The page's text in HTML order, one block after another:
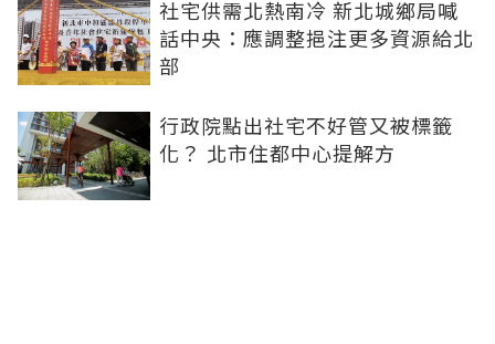
社宅供需北熱南冷 新北城鄉局喊
話中央：應調整挹注更多資源給北
部
行政院點出社宅不好管又被標籤
化？ 北市住都中心提解方